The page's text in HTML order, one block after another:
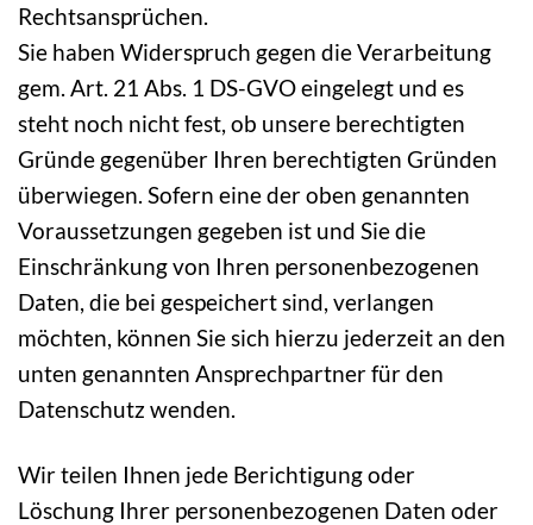
Rechtsansprüchen.
Sie haben Widerspruch gegen die Verarbeitung
gem. Art. 21 Abs. 1 DS-GVO eingelegt und es
steht noch nicht fest, ob unsere berechtigten
Gründe gegenüber Ihren berechtigten Gründen
überwiegen. Sofern eine der oben genannten
Voraussetzungen gegeben ist und Sie die
Einschränkung von Ihren personenbezogenen
Daten, die bei gespeichert sind, verlangen
möchten, können Sie sich hierzu jederzeit an den
unten genannten Ansprechpartner für den
Datenschutz wenden.
Wir teilen Ihnen jede Berichtigung oder
Löschung Ihrer personenbezogenen Daten oder